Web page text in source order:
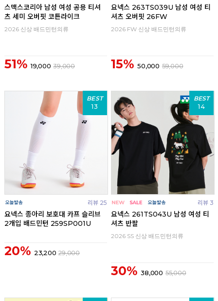
스맥스코리아 남성 여성 공용 티셔
츠 세미 오버핏 코튼라이크
2026 신상 배드민턴의류
51% 19,000 39,000
요넥스 263TS039U 남성 여성 티
셔츠 오버핏 26FW
2026 FW 신상 배드민턴의류
15% 50,000 59,000
BEST
13
리뷰 25
요넥스 종아리 보호대 카프 슬리브
2개입 배드민턴 259SP001U
20% 23,200 29,000
BEST
14
리뷰 3
요넥스 261TS043U 남성 여성 티
셔츠 반팔
2026 SS 신상 배드민턴의류
30% 38,000 55,000